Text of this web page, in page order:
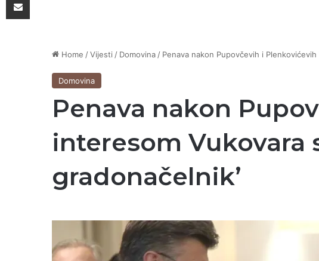
Home /Vijesti / Domovina / Penava nakon Pupovčevih i
Domovina
Penava nakon
interesom Vukovara
gradonačelnik’